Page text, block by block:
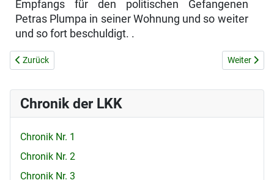
Empfangs für den politischen Ge­fangenen
Petras Plumpa in seiner Wohnung und so weiter
und so fort be­schuldigt. .
Vorheriger Beitrag: DURCHSUCHUNGEN UND VERHÖRE
Zurück Nächster
Weiter
Chronik der LKK
Chronik Nr. 1
Chronik Nr. 2
Chronik Nr. 3